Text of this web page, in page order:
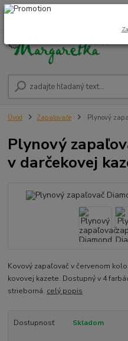
0948 236 042
Úvod Zapaľovače Plynový
Plynový
v darčekovej
Kovový zapaľovač v červenom
kovovej kazete. Dostupný v 4
strieborná. celý popis
Dostupnosť Skladom